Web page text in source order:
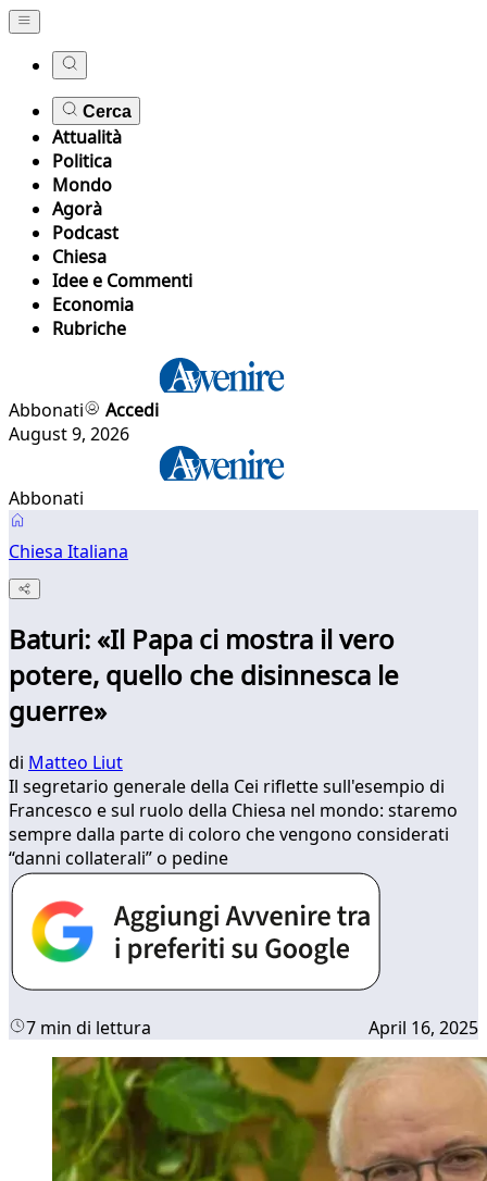
Cerca
Attualità
Politica
Mondo
Agorà
Podcast
Chiesa
Idee e Commenti
Economia
Rubriche
Abbonati
Accedi
August 9, 2026
Abbonati
Chiesa Italiana
Baturi: «Il Papa ci mostra il vero
potere, quello che disinnesca le
guerre»
di Matteo Liut
Il segretario generale della Cei riflette sull'esempio di
Francesco e sul ruolo della Chiesa nel mondo: staremo
sempre dalla parte di coloro che vengono considerati
“danni collaterali” o pedine
7 min di lettura April 16, 2025